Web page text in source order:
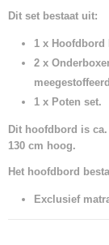
Dit set bestaat uit:
1 x Hoofdbord
2 x
1 x Poten set.
Dit hoofdbord is
130 cm hoog.
Het hoofdbord
Exclusief